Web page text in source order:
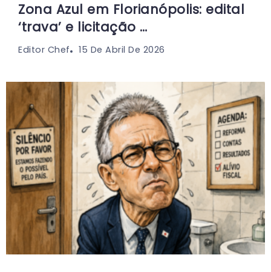
Zona Azul em Florianópolis: edital
‘trava’ e licitação …
Editor Chef 15 De Abril De 2026